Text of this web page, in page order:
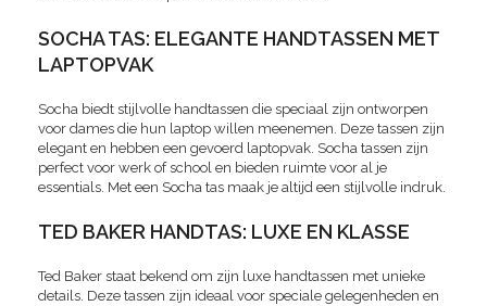
SOCHA TAS: ELEGANTE HANDTASSEN MET
LAPTOPVAK
Socha biedt stijlvolle handtassen die speciaal zijn ontworpen
voor dames die hun laptop willen meenemen. Deze tassen zijn
elegant en hebben een gevoerd laptopvak. Socha tassen zijn
perfect voor werk of school en bieden ruimte voor al je
essentials. Met een Socha tas maak je altijd een stijlvolle indruk.
TED BAKER HANDTAS: LUXE EN KLASSE
Ted Baker staat bekend om zijn luxe handtassen met unieke
details. Deze tassen zijn ideaal voor speciale gelegenheden en